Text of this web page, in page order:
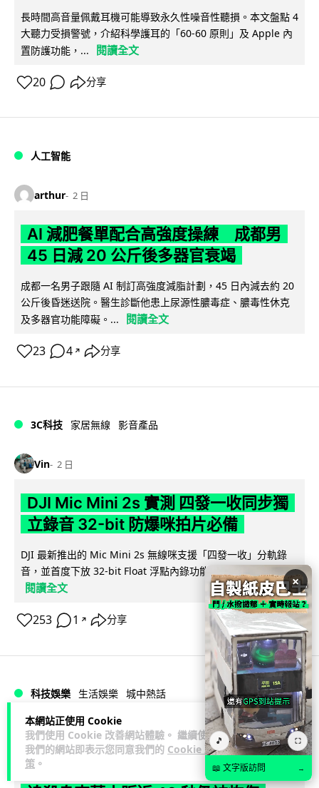
本網站正使用 Cookie
我們使用 Cookie 改善網站體驗。 繼續使用
我們的網站即表示您同意我們的 Cookie 政
策 。
長時間高音量佩戴耳機可能導致永久性噪音性聽損。本文盤點 4
大聽力受損警號，介紹科學護耳的「60-60 原則」及 Apple 內
置防護功能，...
閱讀全文
20 分享
人工智能
arthur 2 日
AI 減肥餐單配合高強度操練 成都男
45 日減 20 公斤後多器官衰竭
成都一名男子跟隨 AI 制訂高強度減脂計劃，45 日內減去約 20
公斤後昏迷送院。醫生診斷他患上尿源性膿毒症、膿毒性休克
及多器官功能障礙。...
閱讀全文
23 4 ↗ 分享
3C科技 家居無線 影音產品
Vin 2 日
DJI Mic Mini 2s 實測 四發一收同步獨
立錄音 32-bit 防爆咪拍片必備
DJI 最新推出的 Mic Mini 2s 無線咪支援「四發一收」分軌錄
音，並首度下放 32-bit Float 浮點內錄功能。本文經實測其...
閱讀全文
253 1 ↗ 分享
科技娛樂 生活娛樂 城中熱話
Lawton 2 日
澤連斯基怒斥俄軍「人肉狩獵」 無人機
×
🎵 ⛶
📖 文字版訪問 →